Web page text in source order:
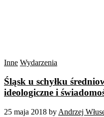
Inne Wydarzenia
Śląsk u schyłku
ideologiczne i
25 maja 2018 by Andrzej